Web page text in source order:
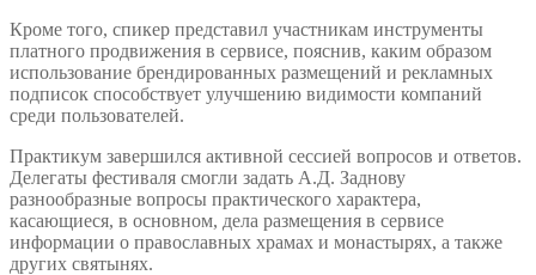
Кроме того, спикер представил участникам инструменты
платного продвижения в сервисе, пояснив, каким образом
использование брендированных размещений и рекламных
подписок способствует улучшению видимости компаний
среди пользователей.
Практикум завершился активной сессией вопросов и ответов.
Делегаты фестиваля смогли задать А.Д. Заднову
разнообразные вопросы практического характера,
касающиеся, в основном, дела размещения в сервисе
информации о православных храмах и монастырях, а также
других святынях.